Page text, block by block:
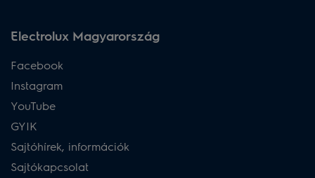
Electrolux Magyarország
Facebook
Instagram
YouTube
GYIK
Sajtóhírek, információk
Sajtókapcsolat